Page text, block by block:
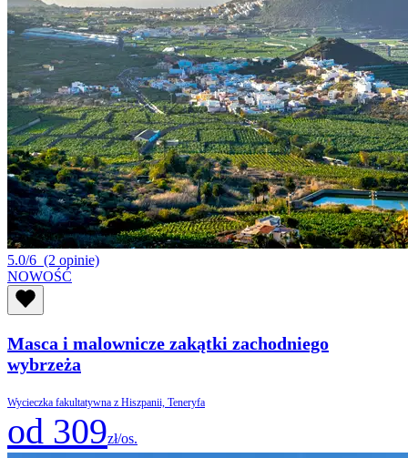
5.0/6 (2 opinie)
NOWOŚĆ
Masca i malownicze zakątki zachodniego
wybrzeża
Wycieczka fakultatywna z Hiszpanii, Teneryfa
od 309zł/os.